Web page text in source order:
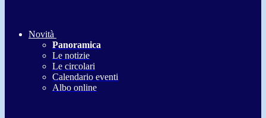
Novità
Panoramica
Le notizie
Le circolari
Calendario eventi
Albo online